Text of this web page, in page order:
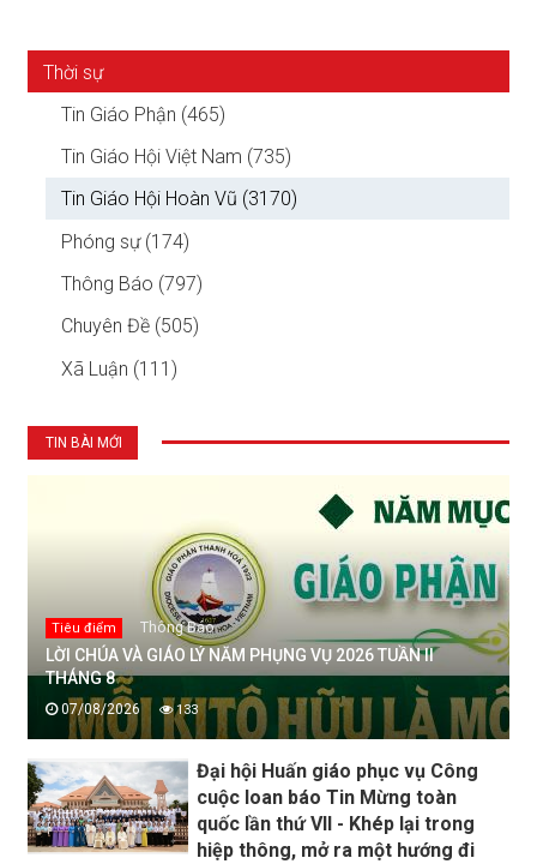
Thời sự
Tin Giáo Phận (465)
Tin Giáo Hội Việt Nam (735)
Tin Giáo Hội Hoàn Vũ (3170)
Phóng sự (174)
Thông Báo (797)
Chuyên Đề (505)
Xã Luận (111)
TIN BÀI MỚI
Tiêu điểm Thông Báo
LỜI CHÚA VÀ GIÁO LÝ NĂM PHỤNG VỤ 2026 TUẦN II
THÁNG 8
07/08/2026 133
Đại hội Huấn giáo phục vụ Công
cuộc loan báo Tin Mừng toàn
quốc lần thứ VII - Khép lại trong
hiệp thông, mở ra một hướng đi